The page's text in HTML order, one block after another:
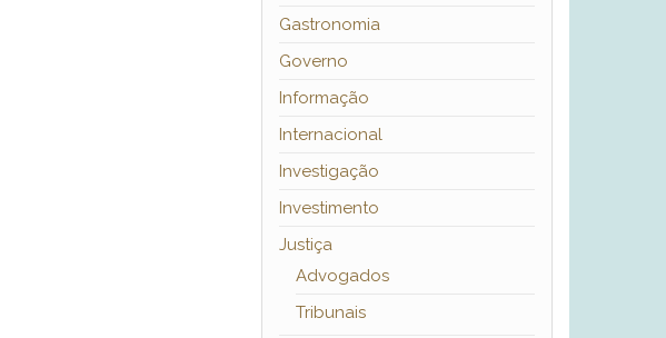
Gastronomia
Governo
Informação
Internacional
Investigação
Investimento
Justiça
Advogados
Tribunais